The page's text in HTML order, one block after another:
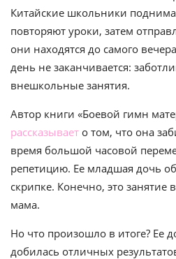
Китайские школьники
повторяют уроки, затем
они находятся до самого
день не заканчивается:
внешкольные занятия.
Автор книги «Боевой гимн
рассказывает о том, что она
время большой часовой
репетицию. Ее младшая дочь
скрипке. Конечно, это занятие
мама.
Но что произошло в итоге? Ее
добилась отличных